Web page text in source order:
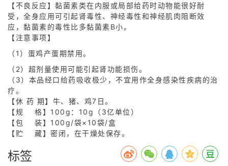
【不良反应】黏菌素类在内服或局部给药时动物能很好耐
受，全身应用可引起肾毒性、神经毒性和神经肌肉阻断效
应，黏菌素的毒性比多黏菌素B小。
【注意事项】
（1）蛋鸡产蛋期禁用。
（2）超剂量使用可能引起肾功能损伤。
（3）本品经口给药吸收极少，不宜用作全身感染性疾病的治
疗。
【休 药 期】牛、猪、鸡7日。
【规 格】100g：10g（3亿单位）
【包 装】100g/袋×10袋/盒
【贮 藏】密闭，在干燥处保存。
标签